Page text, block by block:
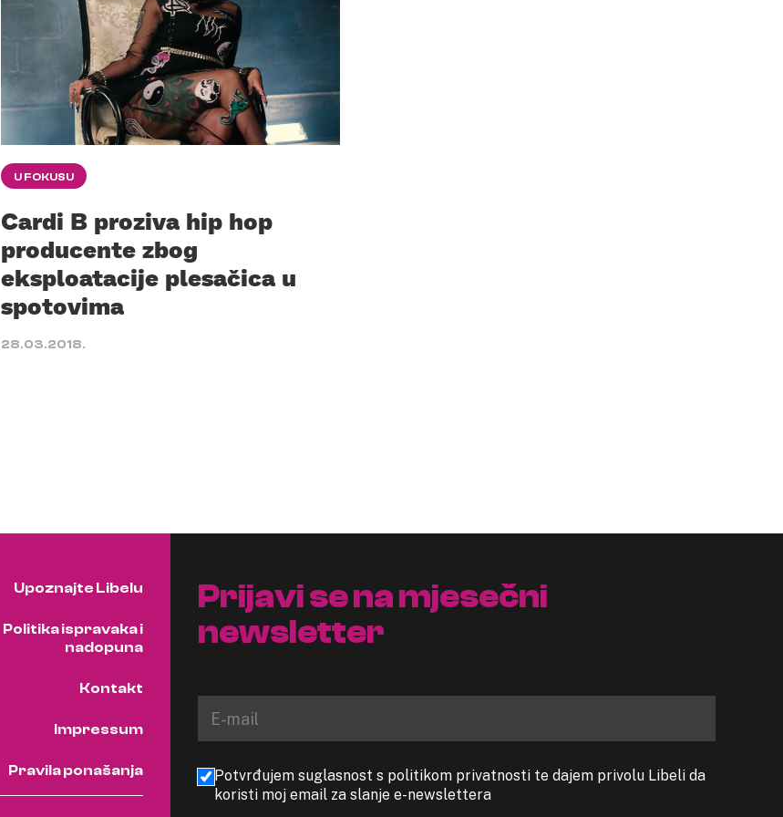
U FOKUSU
Cardi B proziva hip hop
producente zbog
eksploatacije plesačica u
spotovima
28.03.2018.
Upoznajte Libelu
Politika ispravaka i
nadopuna
Kontakt
Impressum
Pravila ponašanja
Prijavi se na mjesečni
newsletter
Potvrđujem suglasnost s politikom privatnosti te dajem privolu Libeli da
koristi moj email za slanje e-newslettera